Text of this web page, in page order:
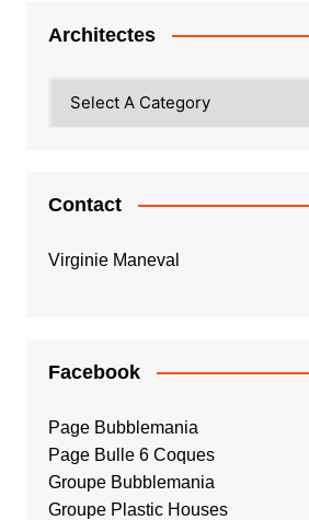
Architectes
Contact
Virginie Maneval
Facebook
Page Bubblemania
Page Bulle 6 Coques
Groupe Bubblemania
Groupe Plastic Houses